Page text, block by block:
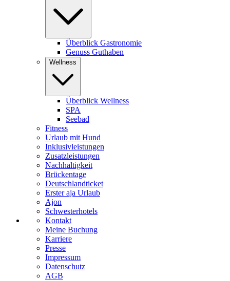
Überblick Gastronomie
Genuss Guthaben
Wellness
Überblick Wellness
SPA
Seebad
Fitness
Urlaub mit Hund
Inklusivleistungen
Zusatzleistungen
Nachhaltigkeit
Brückentage
Deutschlandticket
Erster aja Urlaub
Ajon
Schwesterhotels
Kontakt
Meine Buchung
Karriere
Presse
Impressum
Datenschutz
AGB